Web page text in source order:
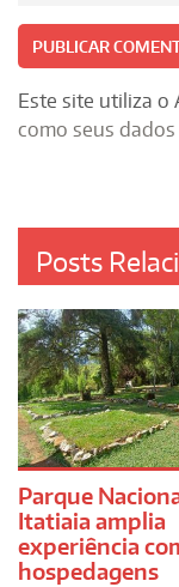
Este site utiliza o
como seus
Posts
Parque
Itatiaia amplia
experiência
hospedagens